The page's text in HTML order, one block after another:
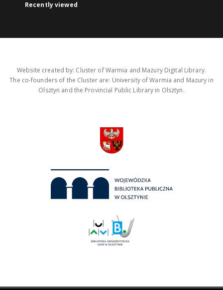
Recently viewed
Website created by: Cluster of Warmia and Mazury Digital Library.
The co-founders of the Cluster are: University of Warmia and Mazury in
Olsztyn and the Provincial Public Library in Olsztyn.